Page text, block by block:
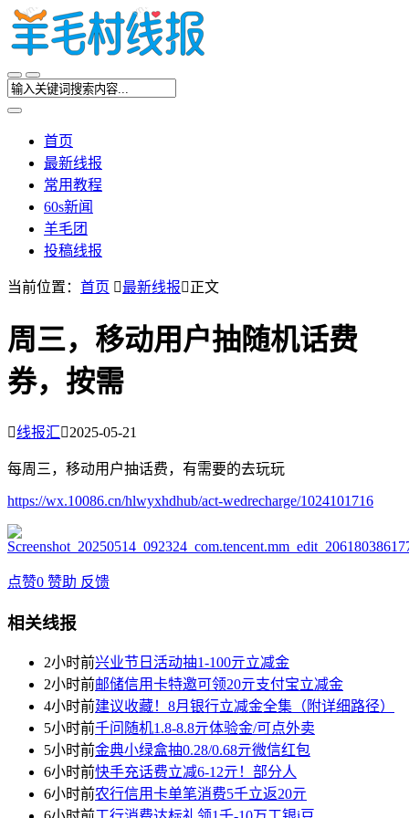
首页
最新线报
常用教程
60s新闻
羊毛团
投稿线报
当前位置： 首页 最新线报正文
周三，移动用户抽随机话费
券，按需
线报汇2025-05-21
每周三，移动用户抽话费，有需要的去玩玩
https://wx.10086.cn/hlwyxhdhub/act-wedrecharge/1024101716
点赞0 赞助 反馈
相关线报
2小时前兴业节日活动抽1-100亓立减金
2小时前邮储信用卡特邀可领20亓支付宝立减金
4小时前建议收藏！8月银行立减金全集（附详细路径）
5小时前千问随机1.8-8.8亓体验金/可点外卖
5小时前金典小绿盒抽0.28/0.68亓微信红包
6小时前快手充话费立减6-12亓！部分人
6小时前农行信用卡单笔消费5千立返20亓